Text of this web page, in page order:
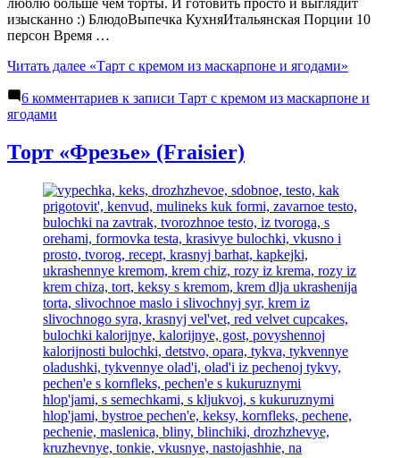
изысканно :) БлюдоВыпечка КухняИтальянская Порции 10
персон Время …
Читать далее «Тарт с кремом из маскарпоне и ягодами»
6 комментариев к записи Тарт с кремом из маскарпоне и
ягодами
Торт «Фрезье» (Fraisier)